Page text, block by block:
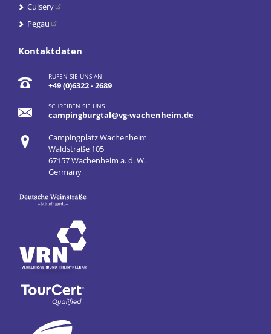
Cuisery
Pegau
Kontaktdaten
RUFEN SIE UNS AN
+49 (0)6322 - 2689
SCHREIBEN SIE UNS
campingburgtal@vg-wachenheim.de
Campingplatz Wachenheim
Waldstraße 105
67157 Wachenheim a. d. W.
Germany